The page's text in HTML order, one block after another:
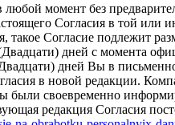
момент без
Согласия в той или
такое Согласие подлежит
дней с момента
дней Вы в
в новой редакции.
были своевременно
редакция Согласия